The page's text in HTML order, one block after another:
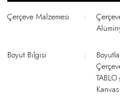
Çerçeve Malzemesi
Boyut Bilgisi